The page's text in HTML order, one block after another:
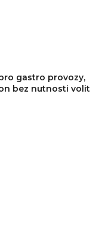
gastro provozy,
bez nutnosti volit